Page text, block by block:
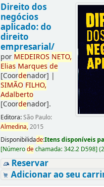
Direito dos
negócios
aplicado: do
direito
empresarial/
por MEDEIROS NETO,
Elias Marques de
[Coordenador] |
SIMÃO FILHO,
Adalberto
[Coordenador].
Editora:São Paulo:
Almedina,2015
Disponibilidade:Itens disponíveis
[Númerodechamada:342.2 D598]
Reservar
Adicionar ao seu